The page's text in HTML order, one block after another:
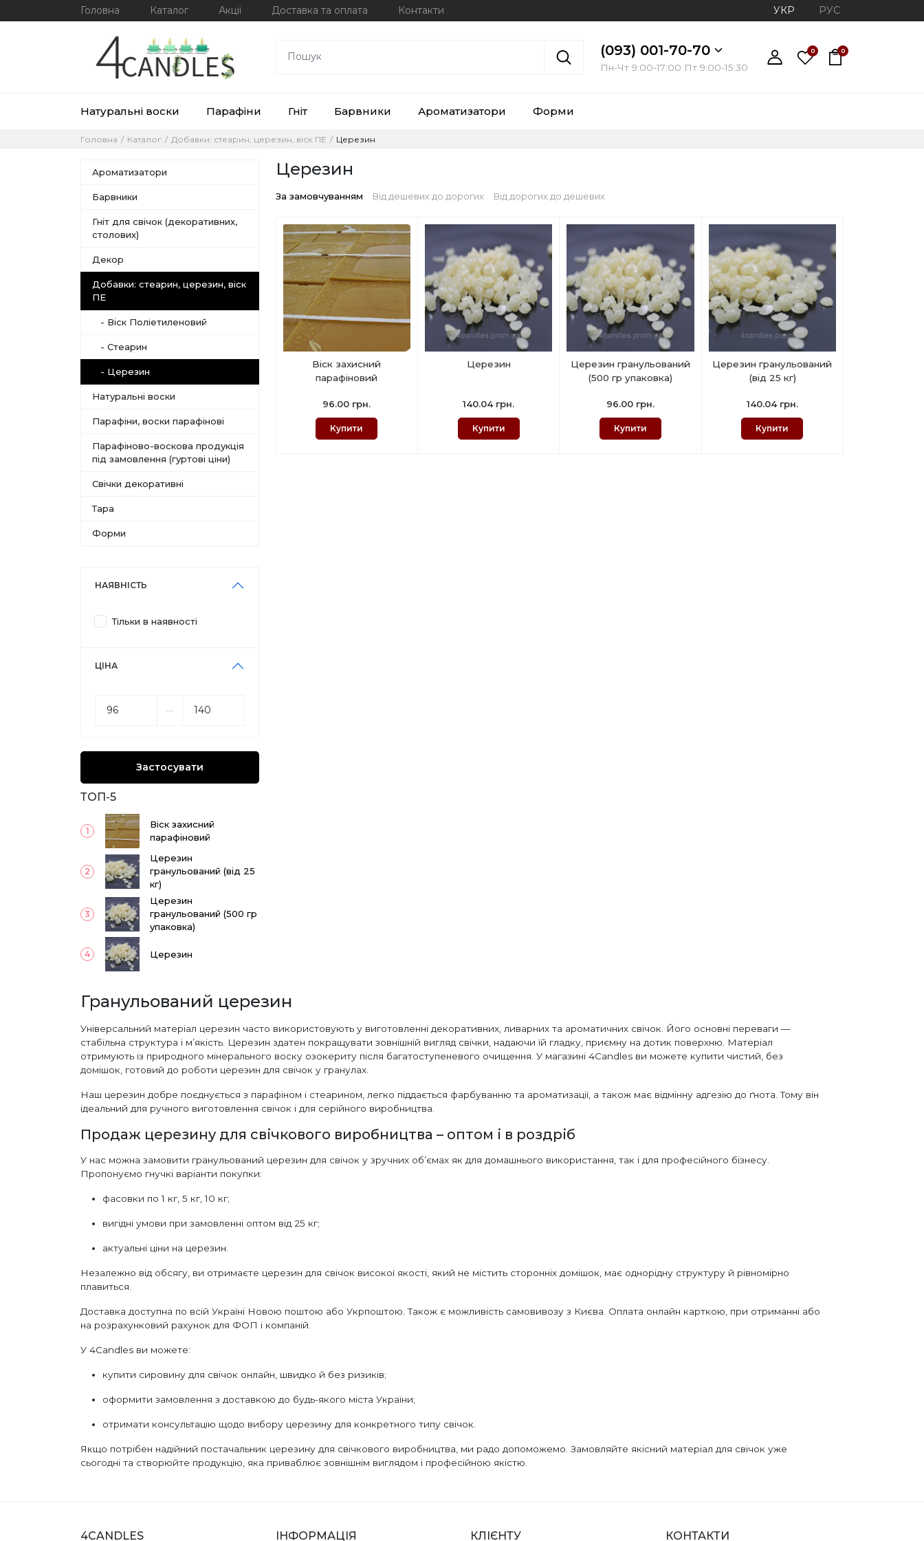
Головна Каталог Акції Доставка та оплата Контакти УКР РУС
(093) 001-70-70
Пн-Чт 9:00-17:00 Пт 9:00-15:30
0 0
Натуральні воски Парафіни Гніт Барвники Ароматизатори Форми
Головна Каталог Добавки: стеарин, церезин, віск ПЕ Церезин
Ароматизатори
Барвники
Гніт для свічок (декоративних,
столових)
Декор
Добавки: стеарин, церезин, віск
ПЕ
- Віск Поліетиленовий
- Стеарин
- Церезин
Натуральні воски
Парафіни, воски парафінові
Парафіново-воскова продукція
під замовлення (гуртові ціни)
Свічки декоративні
Тара
Форми
НАЯВНІСТЬ
Тільки в наявності
ЦІНА
––
Застосувати
ТОП-5
1
Віск захисний
парафіновий
2
Церезин
гранульований (від 25
кг)
3
Церезин
гранульований (500 гр
упаковка)
4 Церезин
Церезин
За замовчуванням Від дешевих до дорогих Від дорогих до дешевих
Віск захисний
парафіновий
96.00 грн.
Купити
Церезин
140.04 грн.
Купити
Церезин гранульований
(500 гр упаковка)
96.00 грн.
Купити
Церезин гранульований
(від 25 кг)
140.04 грн.
Купити
Гранульований церезин
Універсальний матеріал церезин часто використовують у виготовленні декоративних, ливарних та ароматичних свічок. Його основні переваги —
стабільна структура і м’якість. Церезин здатен покращувати зовнішній вигляд свічки, надаючи їй гладку, приємну на дотик поверхню. Матеріал
отримують із природного мінерального воску озокериту після багатоступеневого очищення. У магазині 4Candles ви можете купити чистий, без
домішок, готовий до роботи церезин для свічок у гранулах.
Наш церезин добре поєднується з парафіном і стеарином, легко піддається фарбуванню та ароматизації, а також має відмінну адгезію до ґнота. Тому він
ідеальний для ручного виготовлення свічок і для серійного виробництва.
Продаж церезину для свічкового виробництва – оптом і в роздріб
У нас можна замовити гранульований церезин для свічок у зручних об’ємах як для домашнього використання, так і для професійного бізнесу.
Пропонуємо гнучкі варіанти покупки:
фасовки по 1 кг, 5 кг, 10 кг;
вигідні умови при замовленні оптом від 25 кг;
актуальні ціни на церезин.
Незалежно від обсягу, ви отримаєте церезин для свічок високої якості, який не містить сторонніх домішок, має однорідну структуру й рівномірно
плавиться.
Доставка доступна по всій Україні Новою поштою або Укрпоштою. Також є можливість самовивозу з Києва. Оплата онлайн карткою, при отриманні або
на розрахунковий рахунок для ФОП і компаній.
У 4Candles ви можете:
купити сировину для свічок онлайн, швидко й без ризиків;
оформити замовлення з доставкою до будь-якого міста України;
отримати консультацію щодо вибору церезину для конкретного типу свічок.
Якщо потрібен надійний постачальник церезину для свічкового виробництва, ми радо допоможемо. Замовляйте якісний матеріал для свічок уже
сьогодні та створюйте продукцію, яка приваблює зовнішнім виглядом і професійною якістю.
4CANDLES ІНФОРМАЦІЯ КЛІЄНТУ КОНТАКТИ